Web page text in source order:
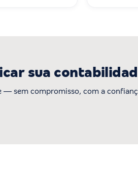
sua
— sem compromisso, com a